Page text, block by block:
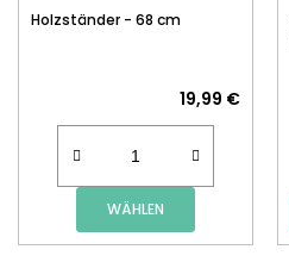
Holzständer - 68 cm
19,99 €
WÄHLEN